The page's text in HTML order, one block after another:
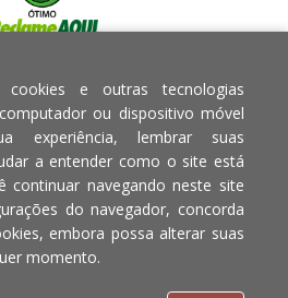
by:
PARA
Em caso de divergência de
preços, o valor válido é o do
cookies e outras tecnologias
ou dispositivo móvel
experiência, lembrar suas
a entender como o site está
continuar navegando neste site
do navegador, concorda
embora possa alterar suas
momento.